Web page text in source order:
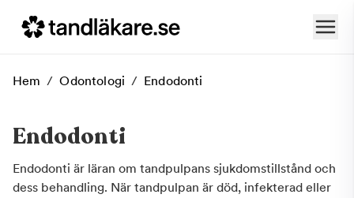
Hem / Odontologi / Endodonti
Endodonti
Endodonti är läran om tandpulpans sjukdomstillstånd och
dess behandling. När tandpulpan är död, infekterad eller